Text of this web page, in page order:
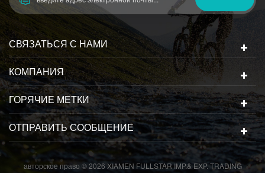
СВЯЗАТЬСЯ С НАМИ
КОМПАНИЯ
ГОРЯЧИЕ МЕТКИ
ОТПРАВИТЬ СООБЩЕНИЕ
авторское право © 2026 XIAMEN FULLSTAR IMP.& EXP. TRADING